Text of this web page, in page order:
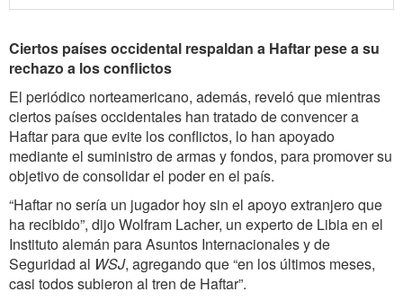
Ciertos países occidental respaldan a Haftar pese a su
rechazo a los conflictos
El periódico norteamericano, además, reveló que mientras
ciertos países occidentales han tratado de convencer a
Haftar para que evite los conflictos, lo han apoyado
mediante el suministro de armas y fondos, para promover su
objetivo de consolidar el poder en el país.
“Haftar no sería un jugador hoy sin el apoyo extranjero que
ha recibido”, dijo Wolfram Lacher, un experto de Libia en el
Instituto alemán para Asuntos Internacionales y de
Seguridad al WSJ, agregando que “en los últimos meses,
casi todos subieron al tren de Haftar”.